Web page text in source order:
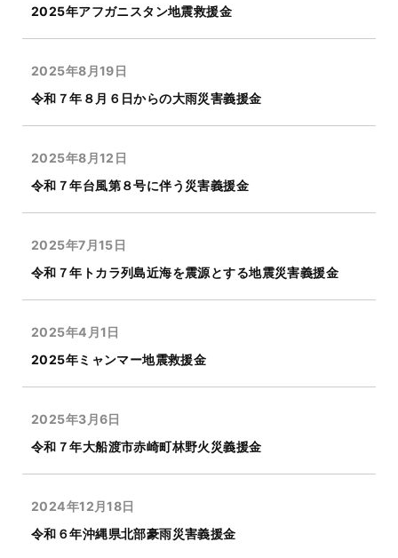
2025年アフガニスタン地震救援金
2025年8月19日
令和７年８月６日からの大雨災害義援金
2025年8月12日
令和７年台風第８号に伴う災害義援金
2025年7月15日
令和７年トカラ列島近海を震源とする地震災害義援金
2025年4月1日
2025年ミャンマー地震救援金
2025年3月6日
令和７年大船渡市赤崎町林野火災義援金
2024年12月18日
令和６年沖縄県北部豪雨災害義援金